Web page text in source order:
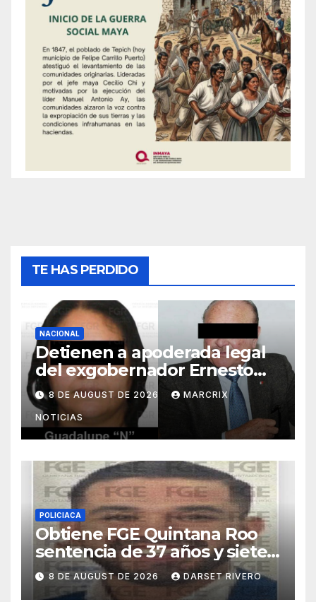
TE HAS PERDIDO
NACIONAL
Detienen a apoderada legal
del exgobernador Ernesto
Ruffo por presunto huachicol
8 DE AUGUST DE 2026 MARCRIX
NOTICIAS
POLICIACA
Obtiene FGE Quintana Roo
sentencia de 37 años y siete
meses para un hombre por
violación en Cancún
8 DE AUGUST DE 2026 DARSET RIVERO